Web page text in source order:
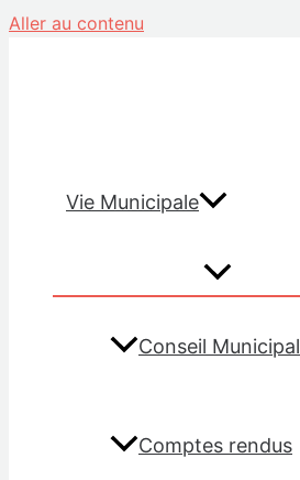
Aller au contenu
Vie Municipale
Conseil Municipal
Comptes rendus